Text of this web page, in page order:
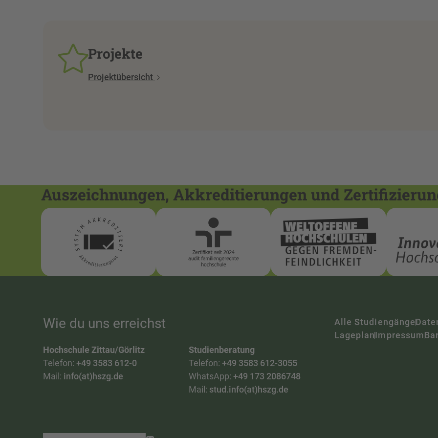
Projekte
Projektübersicht
Auszeichnungen, Akkreditierungen und
Wie du uns erreichst
Hochschule Zittau/Görlitz
Telefon: +49 3583 612-0
Mail: info(at)hszg.de
Studienberatung
Telefon: +49 3583 612-3055
WhatsApp: +49 173 2086748
Mail: stud.info(at)hszg.de
Alle Studiengänge
LageplanImpressum